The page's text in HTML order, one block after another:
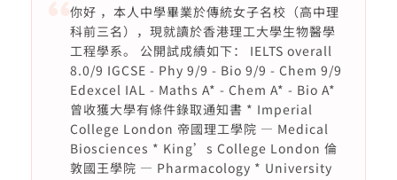
你好 ，本人中學畢業於傳統女子名校（高中理
科前三名），現就讀於香港理工大學生物醫學
工程學系。 公開試成績如下： IELTS overall
8.0/9 IGCSE - Phy 9/9 - Bio 9/9 - Chem 9/9
Edexcel IAL - Maths A* - Chem A* - Bio A*
曾收獲大學有條件錄取通知書 * Imperial
College London 帝國理工學院 — Medical
Biosciences * King’s College London 倫
敦國王學院 — Pharmacology * University